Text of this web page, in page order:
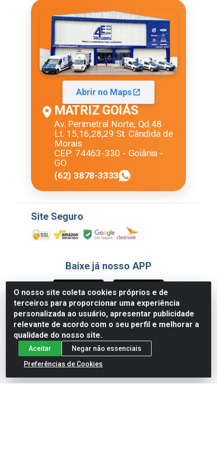
O nosso site coleta cookies próprios e de
terceiros para proporcionar uma experiência
personalizada ao usuário, apresentar publicidade
relevante de acordo com o seu perfil e melhorar a
qualidade do nosso site.
Aceitar
Negar não essenciais
Preferências de Cookies
Abrir no Maps
MATRIZ GOIÁS
Av. Perimetral Norte, Qd.48
Lt. 15,16,28,29 St. Cândida de
Morais
CEP: 74463-330 - Goiânia -
GO
(62) 3878-3333
Site Seguro
Baixe já nosso APP
Formas de Pagamento